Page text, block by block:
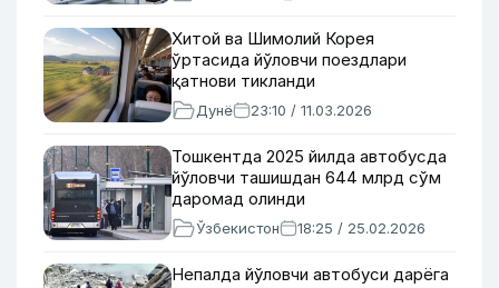
Хитой ва Шимолий Корея
ўртасида йўловчи поездлари
қатнови тикланди
Дунё 23:10 / 11.03.2026
Тошкентда 2025 йилда автобусда
йўловчи ташишдан 644 млрд сўм
даромад олинди
Ўзбекистон 18:25 / 25.02.2026
Непалда йўловчи автобуси дарёга